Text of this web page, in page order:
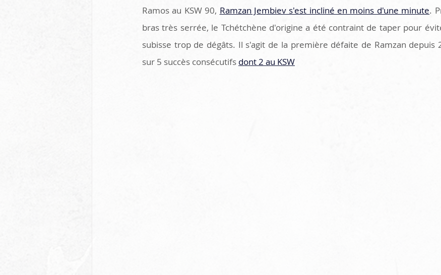
Ramos au KSW 90, Ramzan Jembiev s'est incliné en moins d'une minute.
bras très serrée, le Tchétchène d'origine a été contraint de taper pour
subisse trop de dégâts. Il s'agit de la première défaite de Ramzan depuis
sur 5 succès consécutifs dont 2 au KSW